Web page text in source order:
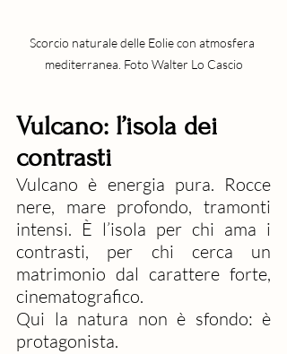
Scorcio naturale delle Eolie con atmosfera
mediterranea. Foto Walter Lo Cascio
Vulcano: l’isola dei
contrasti
Vulcano è energia pura. Rocce
nere, mare profondo, tramonti
intensi. È l’isola per chi ama i
contrasti, per chi cerca un
matrimonio dal carattere forte,
cinematografico.
Qui la natura non è sfondo: è
protagonista.